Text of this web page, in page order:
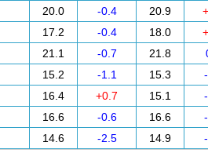
20.0 -0.4 20.9
17.2 -0.4 18.0
21.1 -0.7 21.8
15.2 -1.1 15.3
16.4 +0.7 15.1
16.6 -0.6 16.6
14.6 -2.5 14.9